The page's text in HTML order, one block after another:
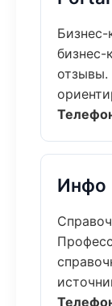
Бизнес-
бизнес-
отзывы.
Инфо